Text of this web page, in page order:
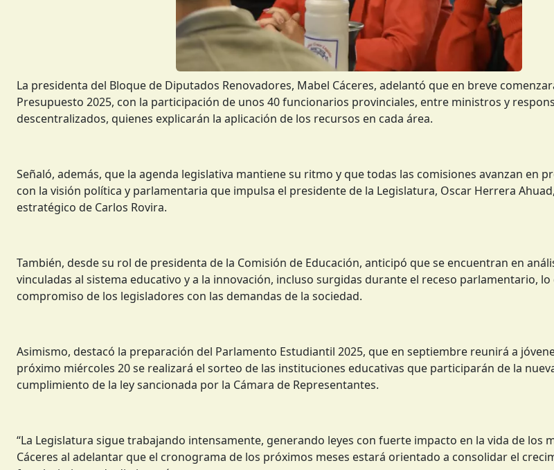
La presidenta del Bloque de Diputados Renovadores, Mabel Cáceres, adelantó que en breve
Presupuesto 2025, con la participación de unos 40 funcionarios provinciales, entre ministros y
descentralizados, quienes explicarán la aplicación de los recursos en cada área.
Señaló, además, que la agenda legislativa mantiene su ritmo y que todas las comisiones avanzan en
con la visión política y parlamentaria que impulsa el presidente de la Legislatura, Oscar Herrera
estratégico de Carlos Rovira.
También, desde su rol de presidenta de la Comisión de Educación, anticipó que se encuentran en
vinculadas al sistema educativo y a la innovación, incluso surgidas durante el receso parlamentario, lo
compromiso de los legisladores con las demandas de la sociedad.
Asimismo, destacó la preparación del Parlamento Estudiantil 2025, que en septiembre reunirá a
próximo miércoles 20 se realizará el sorteo de las instituciones educativas que participarán de la
cumplimiento de la ley sancionada por la Cámara de Representantes.
“La Legislatura sigue trabajando intensamente, generando leyes con fuerte impacto en la vida de los
Cáceres al adelantar que el cronograma de los próximos meses estará orientado a consolidar el